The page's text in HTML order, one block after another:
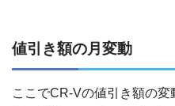
値引き額の月変動
ここでCR-Vの値引き額の